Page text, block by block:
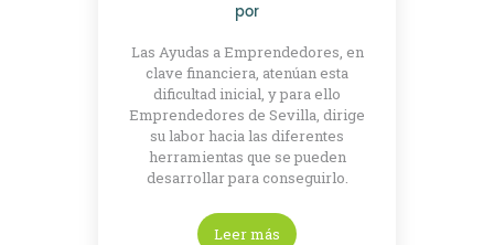
por
Las Ayudas a Emprendedores, en
clave financiera, atenúan esta
dificultad inicial, y para ello
Emprendedores de Sevilla, dirige
su labor hacia las diferentes
herramientas que se pueden
desarrollar para conseguirlo.
Leer más